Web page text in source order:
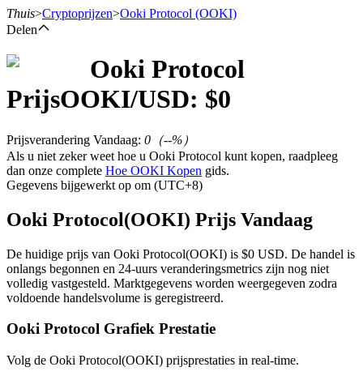
Termijncontracten
Futures met USDT als onderpand
Thuis>Cryptoprijzen>Ooki Protocol (OOKI)
Delen
Ooki Protocol
PrijsOOKI/USD: $0
Prijsverandering Vandaag: 0 （--%）
Als u niet zeker weet hoe u Ooki Protocol kunt kopen, raadpleeg
dan onze complete Hoe OOKI Kopen gids.
Gegevens bijgewerkt op om (UTC+8)
Ooki Protocol(OOKI) Prijs Vandaag
De huidige prijs van Ooki Protocol(OOKI) is $0 USD. De handel is
onlangs begonnen en 24-uurs veranderingsmetrics zijn nog niet
volledig vastgesteld. Marktgegevens worden weergegeven zodra
voldoende handelsvolume is geregistreerd.
Ooki Protocol Grafiek Prestatie
Volg de Ooki Protocol(OOKI) prijsprestaties in real-time.